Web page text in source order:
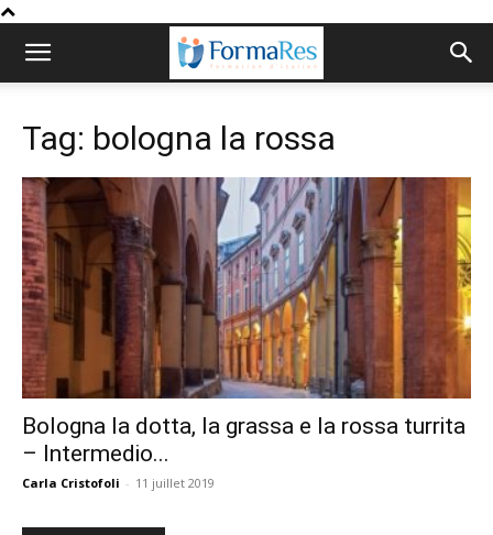
Tag: bologna la rossa
Bologna la dotta, la grassa e la rossa turrita
– Intermedio...
Carla Cristofoli - 11 juillet 2019